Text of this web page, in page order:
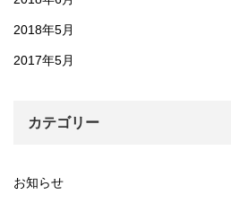
2018年5月
2017年5月
カテゴリー
お知らせ